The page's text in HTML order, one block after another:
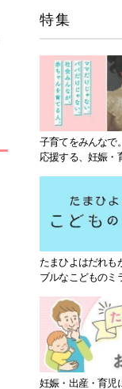
特集
子育てをみんなで
応援する、妊娠・
たまひよはだれも
ブルなこどものミ
妊娠・出産・育児